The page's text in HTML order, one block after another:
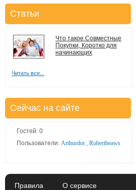
Статьи
Что такое Совместные
Покупки, Коротко для
начинающих
Читать все...
Сейчас на сайте
Гостей: 0
Пользователи: Arthurdot , Robertbeaws
Правила О сервисе